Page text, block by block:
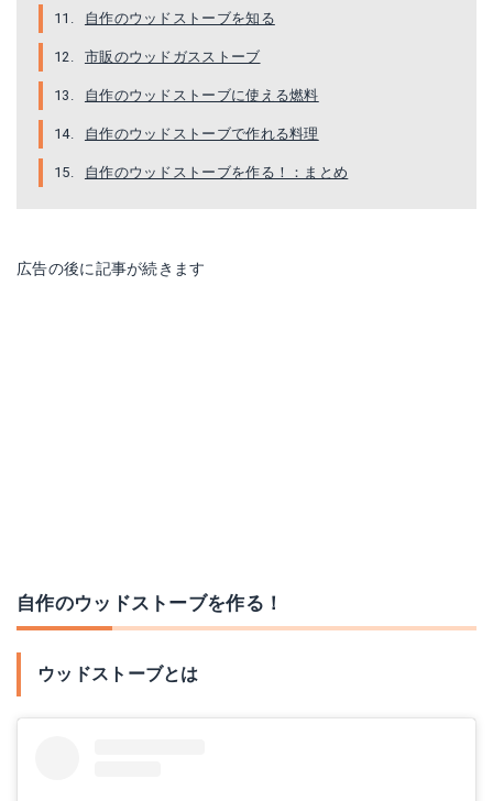
自作のウッドストーブを知る
市販のウッドガスストーブ
自作のウッドストーブに使える燃料
自作のウッドストーブで作れる料理
自作のウッドストーブを作る！：まとめ
広告の後に記事が続きます
Amazonで詳細を見る
楽天で詳細を見る
Yahoo!ショッピングで見る
自作のウッドストーブを作る！
ウッドストーブとは